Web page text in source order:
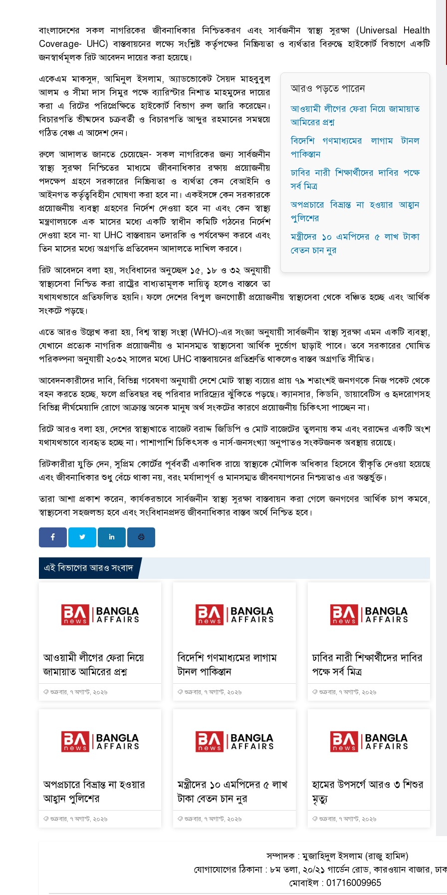
বাংলাদেশের সকল নাগরিকের জীবনাধিকার নিশ্চিতকরণ এবং সার্বজনীন স্বাস্থ্য সুরক্ষা (Universal Health
Coverage- UHC) বাস্তবায়নের লক্ষ্যে সংশ্লিষ্ট কর্তৃপক্ষের নিষ্ক্রিয়তা ও ব্যর্থতার বিরুদ্ধে হাইকোর্ট বিভাগে একটি
জনস্বার্থমূলক রিট আবেদন দায়ের করা হয়েছে।
আরও পড়তে পারেন
আওয়ামী লীগের ফেরা নিয়ে জামায়াত
আমিরের প্রশ্ন
বিদেশি গণমাধ্যমের লাগাম টানল
পাকিস্তান
ঢাবির নারী শিক্ষার্থীদের দাবির পক্ষে
সর্ব মিত্র
অপপ্রচারে বিভ্রান্ত না হওয়ার আহ্বান
পুলিশের
মন্ত্রীদের ১০ এমপিদের ৫ লাখ টাকা
বেতন চান নুর
একেএম মাকসুদ, আমিনুল ইসলাম, অ্যাডভোকেট সৈয়দ মাহবুবুল
আলম ও সীমা দাস সিমুর পক্ষে ব্যারিস্টার নিশাত মাহমুদের দায়ের
করা এ রিটের পরিপ্রেক্ষিতে হাইকোর্ট বিভাগ রুল জারি করেছেন।
বিচারপতি ভীষ্মদেব চক্রবর্তী ও বিচারপতি আব্দুর রহমানের সমন্বয়ে
গঠিত বেঞ্চ এ আদেশ দেন।
রুলে আদালত জানতে চেয়েছেন- সকল নাগরিকের জন্য সার্বজনীন
স্বাস্থ্য সুরক্ষা নিশ্চিতের মাধ্যমে জীবনাধিকার রক্ষায় প্রয়োজনীয়
পদক্ষেপ গ্রহণে সরকারের নিষ্ক্রিয়তা ও ব্যর্থতা কেন বেআইনি ও
আইনগত কর্তৃত্ববিহীন ঘোষণা করা হবে না। একইসঙ্গে কেন সরকারকে
প্রয়োজনীয় ব্যবস্থা গ্রহণের নির্দেশ দেওয়া হবে না এবং কেন স্বাস্থ্য
মন্ত্রণালয়কে এক মাসের মধ্যে একটি স্বাধীন কমিটি গঠনের নির্দেশ
দেওয়া হবে না- যা UHC বাস্তবায়ন তদারকি ও পর্যবেক্ষণ করবে এবং
তিন মাসের মধ্যে অগ্রগতি প্রতিবেদন আদালতে দাখিল করবে।
রিট আবেদনে বলা হয়, সংবিধানের অনুচ্ছেদ ১৫, ১৮ ও ৩২ অনুযায়ী
স্বাস্থ্যসেবা নিশ্চিত করা রাষ্ট্রের বাধ্যতামূলক দায়িত্ব হলেও বাস্তবে তা
যথাযথভাবে প্রতিফলিত হয়নি। ফলে দেশের বিপুল জনগোষ্ঠী প্রয়োজনীয় স্বাস্থ্যসেবা থেকে বঞ্চিত হচ্ছে এবং আর্থিক
সংকটে পড়ছে।
এতে আরও উল্লেখ করা হয়, বিশ্ব স্বাস্থ্য সংস্থা (WHO)-এর সংজ্ঞা অনুযায়ী সার্বজনীন স্বাস্থ্য সুরক্ষা এমন একটি ব্যবস্থা,
যেখানে প্রত্যেক নাগরিক প্রয়োজনীয় ও মানসম্মত স্বাস্থ্যসেবা আর্থিক দুর্ভোগ ছাড়াই পাবে। তবে সরকারের ঘোষিত
পরিকল্পনা অনুযায়ী ২০৩২ সালের মধ্যে UHC বাস্তবায়নের প্রতিশ্রুতি থাকলেও বাস্তব অগ্রগতি সীমিত।
আবেদনকারীদের দাবি, বিভিন্ন গবেষণা অনুযায়ী দেশে মোট স্বাস্থ্য ব্যয়ের প্রায় ৭৯ শতাংশই জনগণকে নিজ পকেট থেকে
বহন করতে হচ্ছে, ফলে প্রতিবছর বহু পরিবার দারিদ্র্যের ঝুঁকিতে পড়ছে। ক্যানসার, কিডনি, ডায়াবেটিস ও হৃদরোগসহ
বিভিন্ন দীর্ঘমেয়াদি রোগে আক্রান্ত অনেক মানুষ অর্থ সংকটের কারণে প্রয়োজনীয় চিকিৎসা পাচ্ছেন না।
রিটে আরও বলা হয়, দেশের স্বাস্থ্যখাতে বাজেট বরাদ্দ জিডিপি ও মোট বাজেটের তুলনায় কম এবং বরাদ্দের একটি অংশ
যথাযথভাবে ব্যবহৃত হচ্ছে না। পাশাপাশি চিকিৎসক ও নার্স-জনসংখ্যা অনুপাতও সংকটজনক অবস্থায় রয়েছে।
রিটকারীরা যুক্তি দেন, সুপ্রিম কোর্টের পূর্ববর্তী একাধিক রায়ে স্বাস্থ্যকে মৌলিক অধিকার হিসেবে স্বীকৃতি দেওয়া হয়েছে
এবং জীবনাধিকার শুধু বেঁচে থাকা নয়, বরং মর্যাদাপূর্ণ ও মানসম্মত জীবনযাপনের নিশ্চয়তাও এর অন্তর্ভুক্ত।
তারা আশা প্রকাশ করেন, কার্যকরভাবে সার্বজনীন স্বাস্থ্য সুরক্ষা বাস্তবায়ন করা গেলে জনগণের আর্থিক চাপ কমবে,
স্বাস্থ্যসেবা সহজলভ্য হবে এবং সংবিধানপ্রদত্ত জীবনাধিকার বাস্তব অর্থে নিশ্চিত হবে।
এই বিভাগের আরও সংবাদ
আওয়ামী লীগের ফেরা নিয়ে
জামায়াত আমিরের প্রশ্ন
শুক্রবার, ৭ অগাস্ট, ২০২৬
বিদেশি গণমাধ্যমের লাগাম
টানল পাকিস্তান
শুক্রবার, ৭ অগাস্ট, ২০২৬
ঢাবির নারী শিক্ষার্থীদের দাবির
পক্ষে সর্ব মিত্র
শুক্রবার, ৭ অগাস্ট, ২০২৬
অপপ্রচারে বিভ্রান্ত না হওয়ার
আহ্বান পুলিশের
শুক্রবার, ৭ অগাস্ট, ২০২৬
মন্ত্রীদের ১০ এমপিদের ৫ লাখ
টাকা বেতন চান নুর
শুক্রবার, ৭ অগাস্ট, ২০২৬
হামের উপসর্গে আরও ৩ শিশুর
মৃত্যু
শুক্রবার, ৭ অগাস্ট, ২০২৬
সম্পাদক : মুজাহিদুল ইসলাম (রাজু হামিদ)
যোগাযোগের ঠিকানা : ৮ম তলা, ২০/২১ গার্ডেন রোড, কারওয়ান বাজার,
মোবাইল : 01716009965